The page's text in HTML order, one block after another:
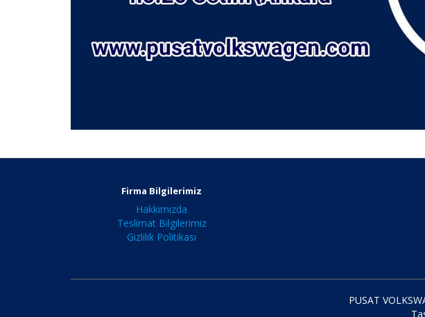
Firma Bilgilerimiz
Hakkımızda
Teslimat Bilgilerimiz
Gizlilik Politikası
PUSAT